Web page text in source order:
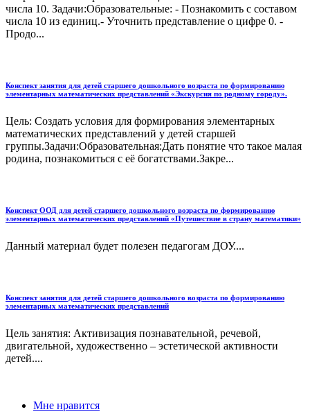
числа 10. Задачи:Образовательные: - Познакомить с составом
числа 10 из единиц.- Уточнить представление о цифре 0. -
Продо...
Конспект занятия для детей старшего дошкольного возраста по формированию
элементарных математических представлений «Экскурсия по родному городу».
Цель: Создать условия для формирования элементарных
математических представлений у детей старшей
группы.Задачи:Образовательная:Дать понятие что такое малая
родина, познакомиться с её богатствами.Закре...
Конспект ООД для детей старшего дошкольного возраста по формированию
элементарных математических представлений «Путешествие в страну математики»
Данный материал будет полезен педагогам ДОУ....
Конспект занятия для детей старшего дошкольного возраста по формированию
элементарных математических представлений
Цель занятия: Активизация познавательной, речевой,
двигательной, художественно – эстетической активности
детей....
Мне нравится